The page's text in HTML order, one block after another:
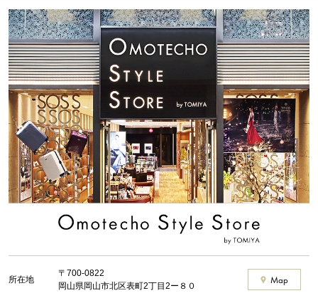
所在地
〒700-0822
岡山県岡山市北区表町2丁目2ー８０
Map